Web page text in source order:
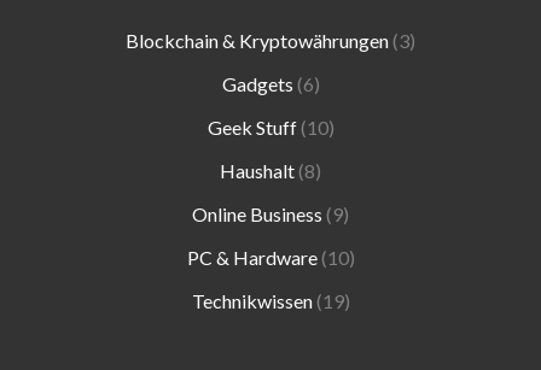
Blockchain & Kryptowährungen (3)
Gadgets (6)
Geek Stuff(10)
Haushalt (8)
Online Business (9)
PC & Hardware(10)
Technikwissen(19)